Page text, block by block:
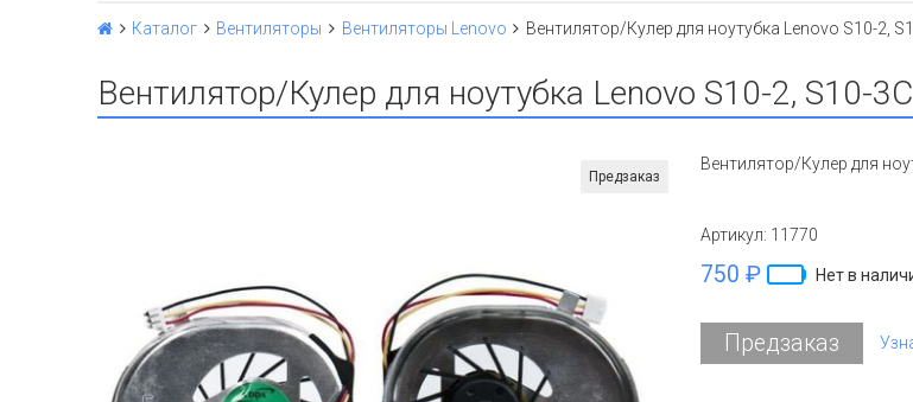
Каталог Вентиляторы Вентиляторы Lenovo Вентилятор/Кулер для ноутубка Lenovo S10-2,
Вентилятор/Кулер для ноутубка Lenovo S10-2, S10-
Предзаказ
Вентилятор/Кулер для
Артикул: 11770
750 ₽ Нет в
Предзаказ